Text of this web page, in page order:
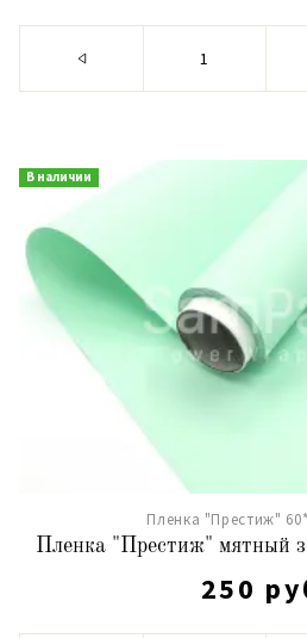
В наличии
Пленка "Престиж"
Пленка "Престиж" мятный
250